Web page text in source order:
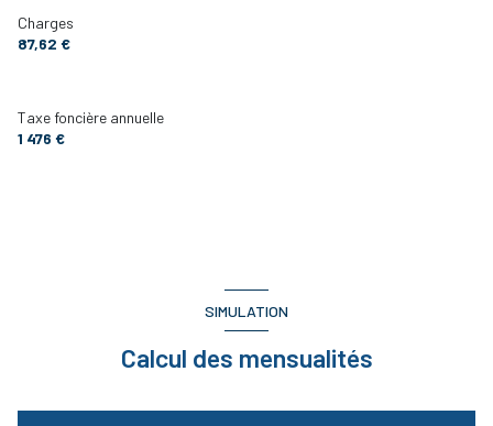
Charges
87,62 €
Taxe foncière annuelle
1 476 €
SIMULATION
Calcul des mensualités